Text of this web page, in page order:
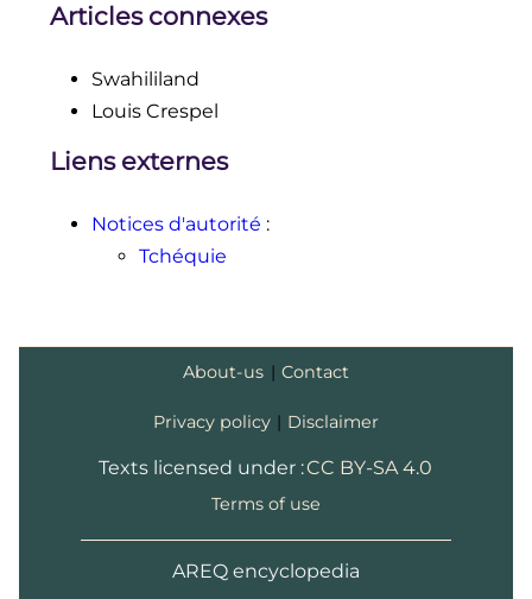
Articles connexes
Swahililand
Louis Crespel
Liens externes
Notices d'autorité :
Tchéquie
About-us | Contact
Privacy policy | Disclaimer
Texts licensed under :CC BY-SA 4.0
Terms of use
AREQ encyclopedia